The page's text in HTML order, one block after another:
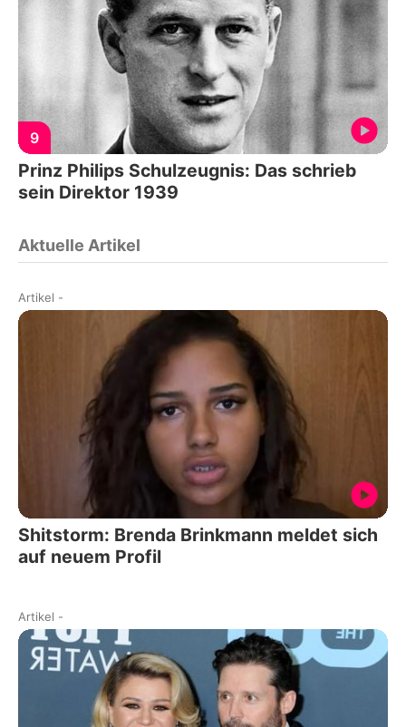
9
Prinz Philips Schulzeugnis: Das schrieb
sein Direktor 1939
Aktuelle Artikel
Artikel -
Shitstorm: Brenda Brinkmann meldet sich
auf neuem Profil
Artikel -